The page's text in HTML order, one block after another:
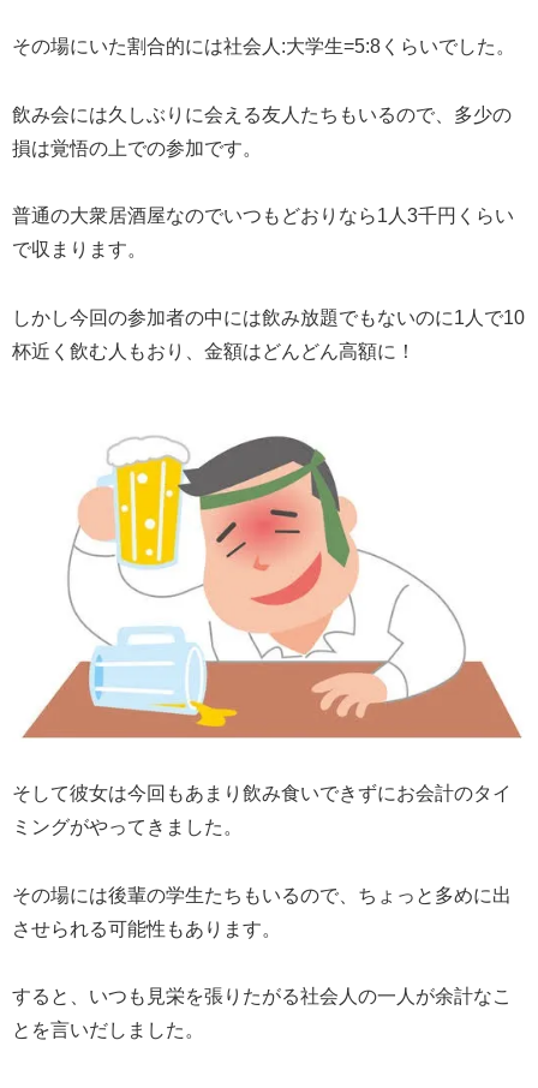
その場にいた割合的には社会人:大学生=5:8くらいでした。
飲み会には久しぶりに会える友人たちもいるので、多少の
損は覚悟の上での参加です。
普通の大衆居酒屋なのでいつもどおりなら1人3千円くらい
で収まります。
しかし今回の参加者の中には飲み放題でもないのに1人で10
杯近く飲む人もおり、金額はどんどん高額に！
そして彼女は今回もあまり飲み食いできずにお会計のタイ
ミングがやってきました。
その場には後輩の学生たちもいるので、ちょっと多めに出
させられる可能性もあります。
すると、いつも見栄を張りたがる社会人の一人が余計なこ
とを言いだしました。